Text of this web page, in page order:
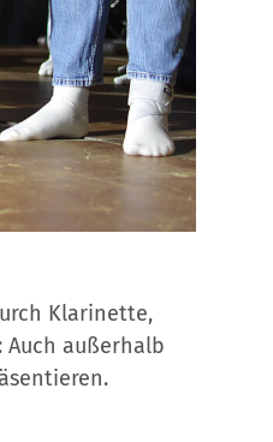
Klarinette,
Auch außerhalb